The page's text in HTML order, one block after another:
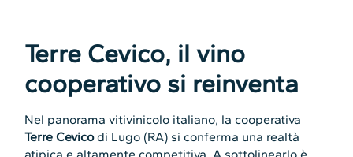
Terre Cevico, il vino
cooperativo si reinventa
Nel panorama vitivinicolo italiano, la cooperativa
Terre Cevicodi Lugo (RA) si conferma una realtà